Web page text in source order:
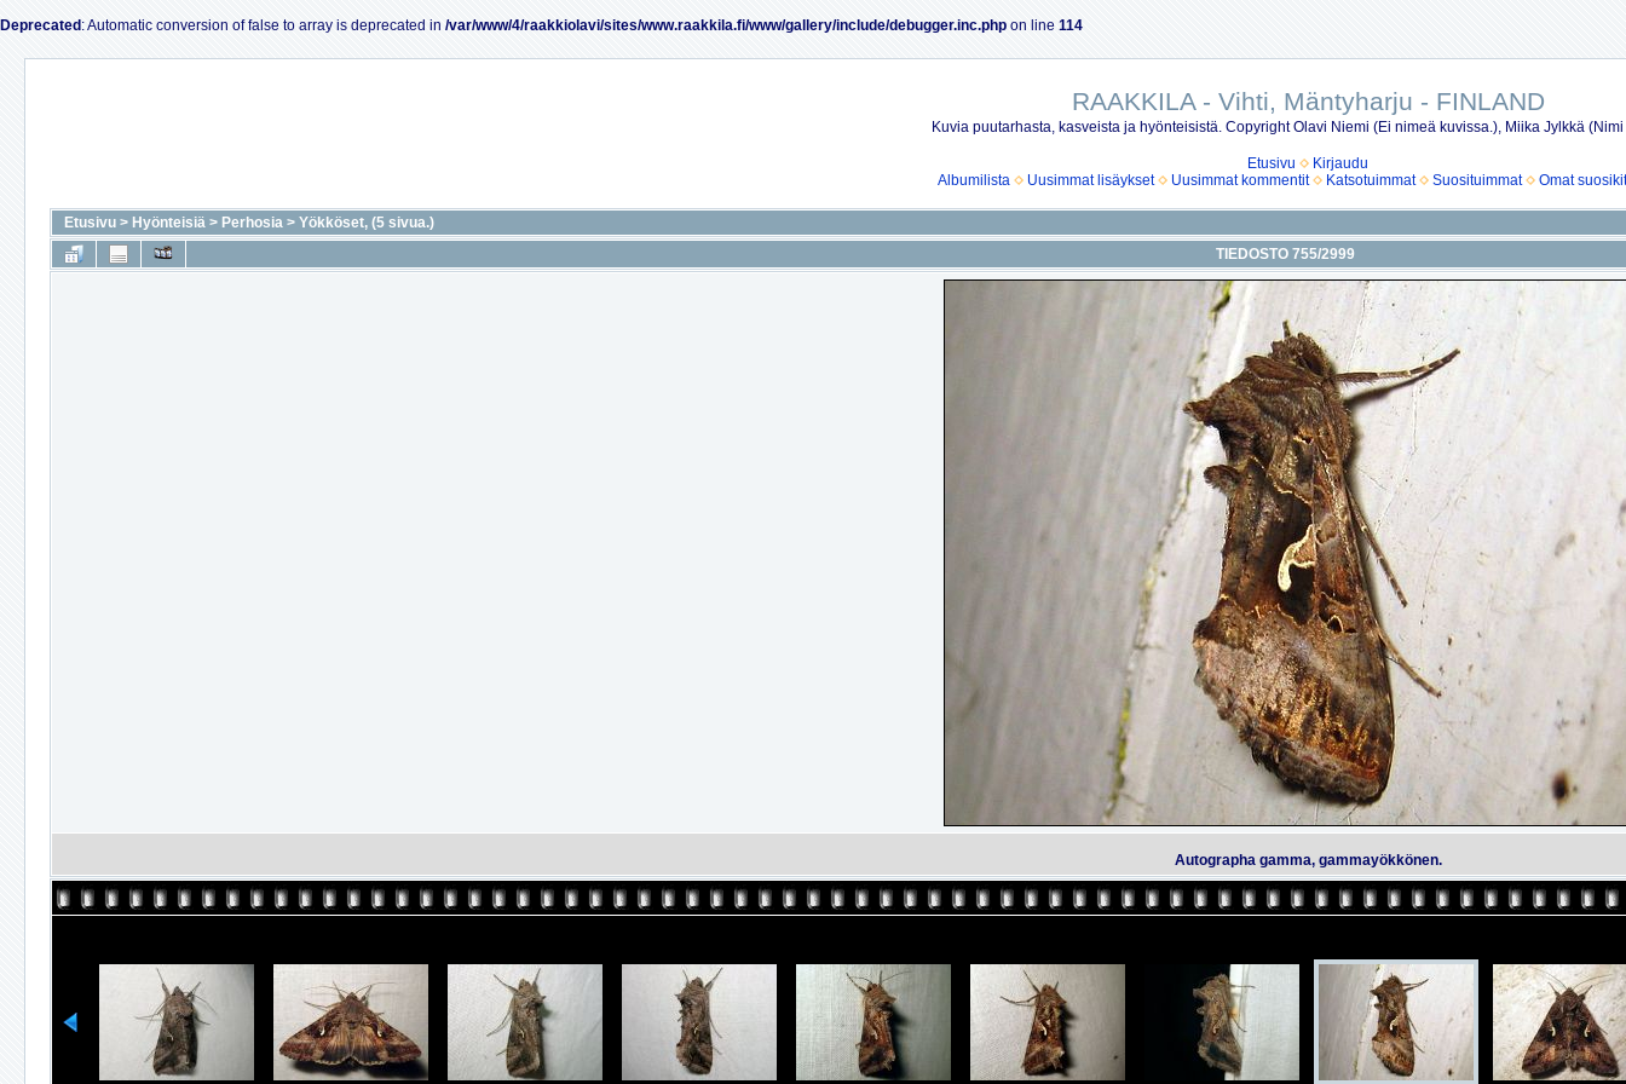
Deprecated : Automatic conversion of false to array is deprecated in /var/www/4/raakkiolavi/sites/www.raakkila.fi/www/gallery/include/debugger.inc.php on line 114
RAAKKILA - Vihti, Mäntyharju - FINLAND
Kuvia puutarhasta, kasveista ja hyönteisistä. Copyright Olavi Niemi (Ei nimeä kuvissa.), Miika Jylkkä
Etusivu
Kirjaudu
Albumilista
Uusimmat lisäykset Uusimmat kommentit Katsotuimmat Suosituimmat Omat suosikit
Etusivu > Hyönteisiä > Perhosia > Yökköset, (5 sivua.)
TIEDOSTO 755/2999
Autographa gamma, gammayökkönen.